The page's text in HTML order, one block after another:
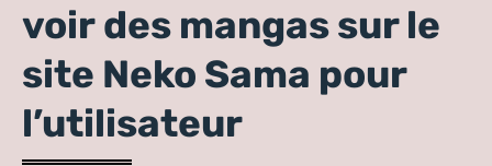
voir des mangas sur le
site Neko Sama pour
l’utilisateur